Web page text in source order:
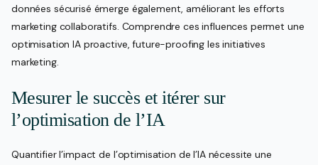
données sécurisé émerge également, améliorant les efforts
marketing collaboratifs. Comprendre ces influences permet une
optimisation IA proactive, future-proofing les initiatives
marketing.
Mesurer le succès et itérer sur
l’optimisation de l’IA
Quantifier l’impact de l’optimisation de l’IA nécessite une